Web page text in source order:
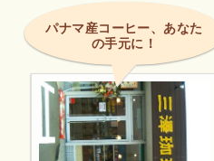
パナマ産コーヒー、あなた
の手元に！